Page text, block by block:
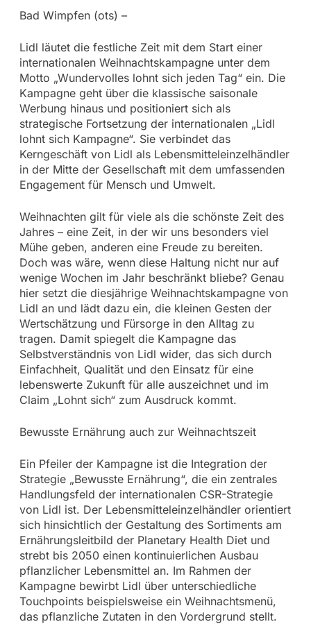
Bad Wimpfen (ots) –
Lidl läutet die festliche Zeit mit dem Start einer
internationalen Weihnachtskampagne unter dem
Motto „Wundervolles lohnt sich jeden Tag“ ein. Die
Kampagne geht über die klassische saisonale
Werbung hinaus und positioniert sich als
strategische Fortsetzung der internationalen „Lidl
lohnt sich Kampagne“. Sie verbindet das
Kerngeschäft von Lidl als Lebensmitteleinzelhändler
in der Mitte der Gesellschaft mit dem umfassenden
Engagement für Mensch und Umwelt.
Weihnachten gilt für viele als die schönste Zeit des
Jahres – eine Zeit, in der wir uns besonders viel
Mühe geben, anderen eine Freude zu bereiten.
Doch was wäre, wenn diese Haltung nicht nur auf
wenige Wochen im Jahr beschränkt bliebe? Genau
hier setzt die diesjährige Weihnachtskampagne von
Lidl an und lädt dazu ein, die kleinen Gesten der
Wertschätzung und Fürsorge in den Alltag zu
tragen. Damit spiegelt die Kampagne das
Selbstverständnis von Lidl wider, das sich durch
Einfachheit, Qualität und den Einsatz für eine
lebenswerte Zukunft für alle auszeichnet und im
Claim „Lohnt sich“ zum Ausdruck kommt.
Bewusste Ernährung auch zur Weihnachtszeit
Ein Pfeiler der Kampagne ist die Integration der
Strategie „Bewusste Ernährung“, die ein zentrales
Handlungsfeld der internationalen CSR-Strategie
von Lidl ist. Der Lebensmitteleinzelhändler orientiert
sich hinsichtlich der Gestaltung des Sortiments am
Ernährungsleitbild der Planetary Health Diet und
strebt bis 2050 einen kontinuierlichen Ausbau
pflanzlicher Lebensmittel an. Im Rahmen der
Kampagne bewirbt Lidl über unterschiedliche
Touchpoints beispielsweise ein Weihnachtsmenü,
das pflanzliche Zutaten in den Vordergrund stellt.